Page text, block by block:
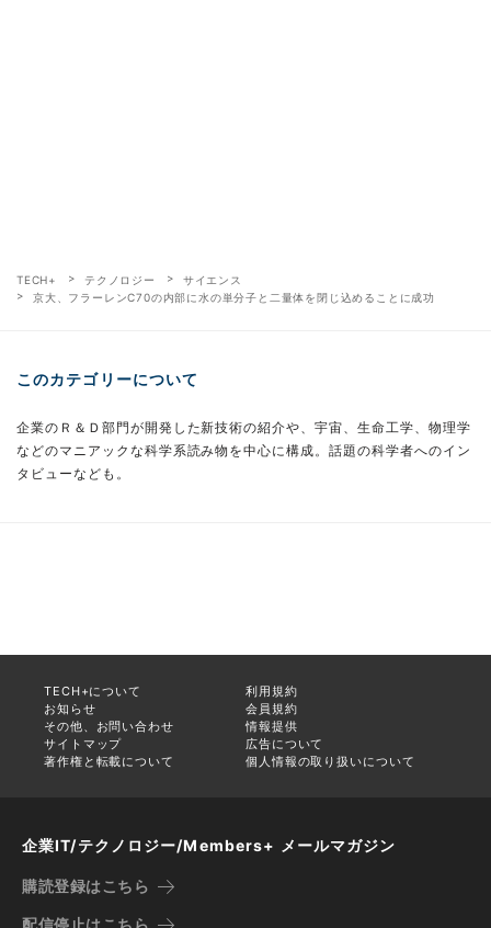
TECH+ テクノロジー
サイエンス
京大、フラーレンC70の内部に水の単分子と二量体を閉じ込めることに成功
このカテゴリーについて
企業のＲ＆Ｄ部門が開発した新技術の紹介や、宇宙、生命工学、物理学
などのマニアックな科学系読み物を中心に構成。話題の科学者へのイン
タビューなども。
TECH+について
利用規約
お知らせ
会員規約
その他、お問い合わせ
情報提供
サイトマップ
広告について
著作権と転載について
個人情報の取り扱いについて
企業IT/テクノロジー/Members+ メールマガジン
購読登録はこちら